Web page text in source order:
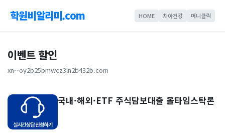
학원비알리미.com HOME 치아건강 머니클릭
이벤트 할인
xn--oy2b25bmwcz3ln2b432b.com
국내·해외·ETF 주식담보대출 올타임스탁론